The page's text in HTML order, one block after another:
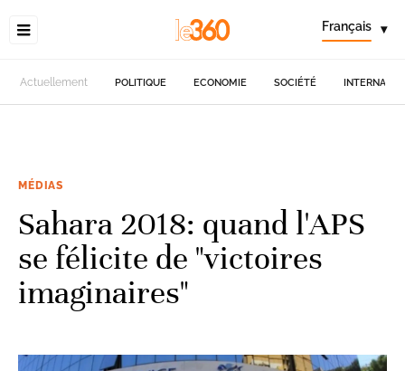
Français ▾
Actuellement POLITIQUE ECONOMIE SOCIÉTÉ
MÉDIAS
Sahara 2018: quand l'APS
se félicite de "victoires
imaginaires"